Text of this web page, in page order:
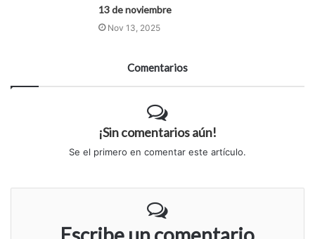
13 de noviembre
Nov 13, 2025
Comentarios
¡Sin comentarios aún!
Se el primero en comentar este artículo.